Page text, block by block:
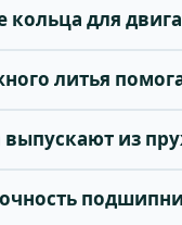
для
литья
из